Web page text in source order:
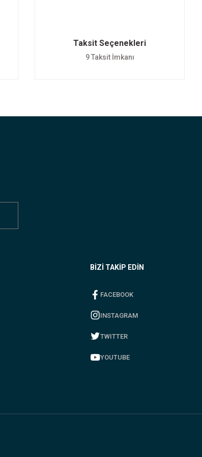
Taksit Seçenekleri
9 Taksit İmkanı
BİZİ TAKİP EDİN
FACEBOOK
INSTAGRAM
TWITTER
YOUTUBE